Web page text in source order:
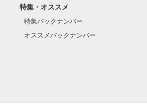
特集・オススメ
特集バックナンバー
オススメバックナンバー